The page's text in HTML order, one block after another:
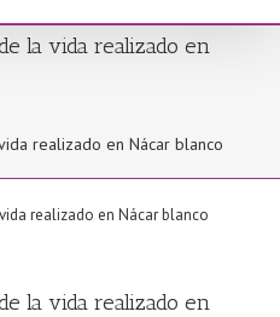
la vida realizado en
realizado en Nácar blanco
la vida realizado en